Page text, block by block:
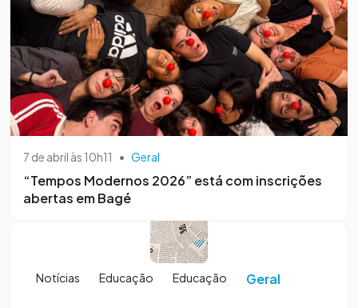
7 de abril às 10h11 • Geral
“Tempos Modernos 2026” está com inscrições
abertas em Bagé
Notícias Educação Educação Geral